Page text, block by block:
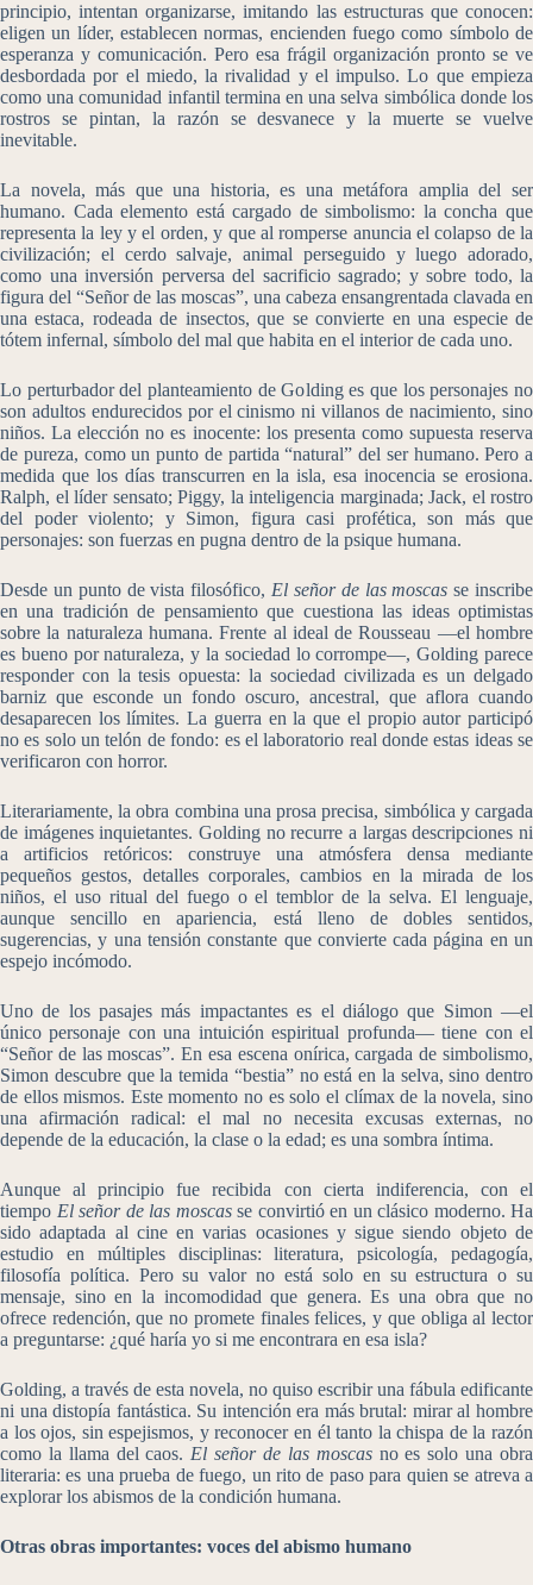
principio, intentan organizarse, imitando las estructuras que conocen:
eligen un líder, establecen normas, encienden fuego como símbolo de
esperanza y comunicación. Pero esa frágil organización pronto se ve
desbordada por el miedo, la rivalidad y el impulso. Lo que empieza
como una comunidad infantil termina en una selva simbólica donde los
rostros se pintan, la razón se desvanece y la muerte se vuelve
inevitable.
La novela, más que una historia, es una metáfora amplia del ser
humano. Cada elemento está cargado de simbolismo: la concha que
representa la ley y el orden, y que al romperse anuncia el colapso de la
civilización; el cerdo salvaje, animal perseguido y luego adorado,
como una inversión perversa del sacrificio sagrado; y sobre todo, la
figura del “Señor de las moscas”, una cabeza ensangrentada clavada en
una estaca, rodeada de insectos, que se convierte en una especie de
tótem infernal, símbolo del mal que habita en el interior de cada uno.
Lo perturbador del planteamiento de Golding es que los personajes no
son adultos endurecidos por el cinismo ni villanos de nacimiento, sino
niños. La elección no es inocente: los presenta como supuesta reserva
de pureza, como un punto de partida “natural” del ser humano. Pero a
medida que los días transcurren en la isla, esa inocencia se erosiona.
Ralph, el líder sensato; Piggy, la inteligencia marginada; Jack, el rostro
del poder violento; y Simon, figura casi profética, son más que
personajes: son fuerzas en pugna dentro de la psique humana.
Desde un punto de vista filosófico, El señor de las moscas se inscribe
en una tradición de pensamiento que cuestiona las ideas optimistas
sobre la naturaleza humana. Frente al ideal de Rousseau —el hombre
es bueno por naturaleza, y la sociedad lo corrompe—, Golding parece
responder con la tesis opuesta: la sociedad civilizada es un delgado
barniz que esconde un fondo oscuro, ancestral, que aflora cuando
desaparecen los límites. La guerra en la que el propio autor participó
no es solo un telón de fondo: es el laboratorio real donde estas ideas se
verificaron con horror.
Literariamente, la obra combina una prosa precisa, simbólica y cargada
de imágenes inquietantes. Golding no recurre a largas descripciones ni
a artificios retóricos: construye una atmósfera densa mediante
pequeños gestos, detalles corporales, cambios en la mirada de los
niños, el uso ritual del fuego o el temblor de la selva. El lenguaje,
aunque sencillo en apariencia, está lleno de dobles sentidos,
sugerencias, y una tensión constante que convierte cada página en un
espejo incómodo.
Uno de los pasajes más impactantes es el diálogo que Simon —el
único personaje con una intuición espiritual profunda— tiene con el
“Señor de las moscas”. En esa escena onírica, cargada de simbolismo,
Simon descubre que la temida “bestia” no está en la selva, sino dentro
de ellos mismos. Este momento no es solo el clímax de la novela, sino
una afirmación radical: el mal no necesita excusas externas, no
depende de la educación, la clase o la edad; es una sombra íntima.
Aunque al principio fue recibida con cierta indiferencia, con el
tiempo El señor de las moscasse convirtió en un clásico moderno. Ha
sido adaptada al cine en varias ocasiones y sigue siendo objeto de
estudio en múltiples disciplinas: literatura, psicología, pedagogía,
filosofía política. Pero su valor no está solo en su estructura o su
mensaje, sino en la incomodidad que genera. Es una obra que no
ofrece redención, que no promete finales felices, y que obliga al lector
a preguntarse: ¿qué haría yo si me encontrara en esa isla?
Golding, a través de esta novela, no quiso escribir una fábula edificante
ni una distopía fantástica. Su intención era más brutal: mirar al hombre
a los ojos, sin espejismos, y reconocer en él tanto la chispa de la razón
como la llama del caos. El señor de las moscasno es solo una obra
literaria: es una prueba de fuego, un rito de paso para quien se atreva a
explorar los abismos de la condición humana.
Otras obras importantes: voces del abismo humano